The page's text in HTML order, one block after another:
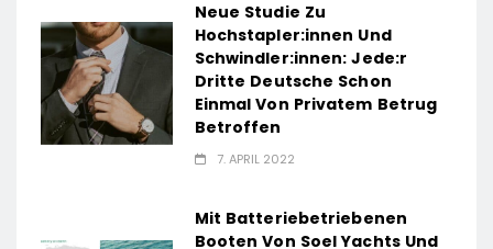
Neue Studie Zu
Hochstapler:innen Und
Schwindler:innen: Jede:r
Dritte Deutsche Schon
Einmal Von Privatem Betrug
Betroffen
7. APRIL 2022
Mit Batteriebetriebenen
Booten Von Soel Yachts Und